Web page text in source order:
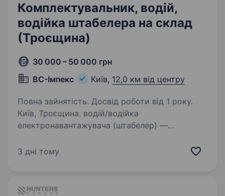
Комплектувальник, водій,
водійка штабелера на склад
(Троєщина)
30 000 – 50 000 грн
ВC-Імпекс
Київ, 12,0 км від центру
Повна зайнятість. Досвід роботи від 1 року.
Київ, Троєщина. водій/водійка
електронавантажувача (штабелер) —
(Можливе проживання) Склад продуктів
3 дні тому